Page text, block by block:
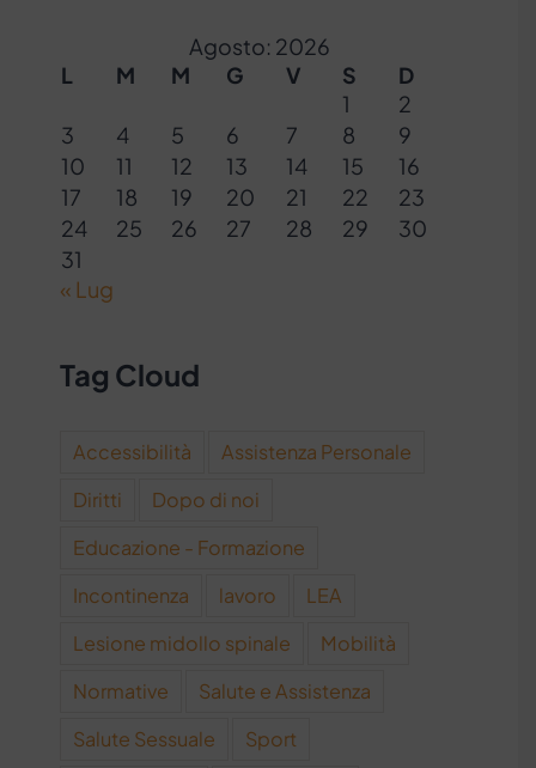
Agosto: 2026
L
M M G V S
D
1
2
3
4 5 6 7 8
9
10
11 12 13 14 15
16
17
18 19 20 21 22
23
24
25 26 27 28 29
30
31
« Lug
Tag Cloud
Accessibilità
Assistenza Personale
Diritti
Dopo di noi
Educazione - Formazione
Incontinenza
lavoro
LEA
Lesione midollo spinale
Mobilità
Normative
Salute e Assistenza
Salute Sessuale
Sport